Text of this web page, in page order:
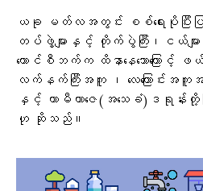
ယခု မတ်လအတွင်း စစ်ရေးပိုပြီးပြ
တပ်ဖွဲ့များနှင့် တိုက်ပွဲကြီး၊ငယ်မျာ
ကောင်စီဘက်က ထိနာနေသောကြောင့်
လက်နက်ကြီးအကူ ၊ လေကြောင်းအ
နှင့် ကာမီကာဇေ(အသေခံ)ဒရုန်
ဟု ဆိုသည်။